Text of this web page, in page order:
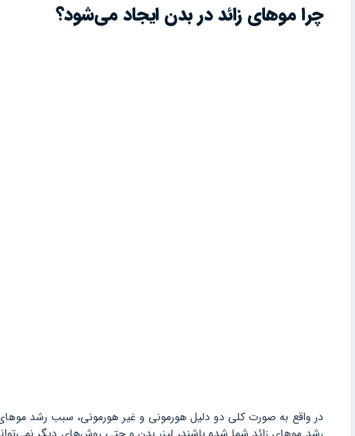
چرا موهای زائد در بدن ایجاد می‌شود؟
در واقع به صورت کلی دو دلیل هورمونی و غیر هورمونی، سبب رشد